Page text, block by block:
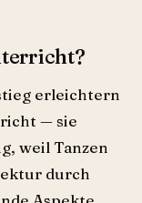
erleichtern
— sie
weil Tanzen
durch